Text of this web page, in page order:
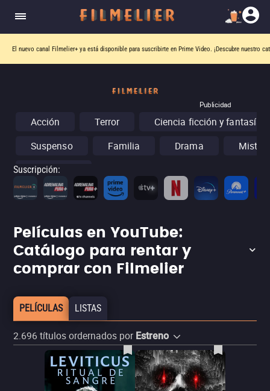
El nuevo canal Filmelier+ ya está disponible para suscribirte en Prime Video. ¡Descubre nuestro
Publicidad
Acción Terror
Ciencia ficción y fantasía
Suspenso
Familia Drama
Conciertos
Suscripción:
Películas en YouTube:
Catálogo para rentar y
comprar con Filmelier
PELÍCULAS LISTAS
2.696 títulos ordernados por Estreno